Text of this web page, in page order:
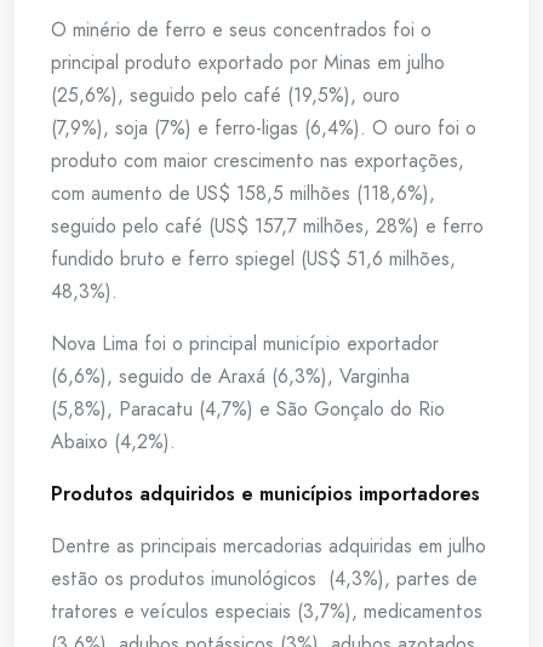
O minério de ferro e seus concentrados foi o
principal produto exportado por Minas em julho
(25,6%), seguido pelo café (19,5%), ouro
(7,9%), soja (7%) e ferro-ligas (6,4%). O ouro foi o
produto com maior crescimento nas exportações,
com aumento de US$ 158,5 milhões (118,6%),
seguido pelo café (US$ 157,7 milhões, 28%) e ferro
fundido bruto e ferro spiegel (US$ 51,6 milhões,
48,3%).
Nova Lima foi o principal município exportador
(6,6%), seguido de Araxá (6,3%), Varginha
(5,8%), Paracatu (4,7%) e São Gonçalo do Rio
Abaixo (4,2%).
Produtos adquiridos e municípios importadores
Dentre as principais mercadorias adquiridas em julho
estão os produtos imunológicos (4,3%), partes de
tratores e veículos especiais (3,7%), medicamentos